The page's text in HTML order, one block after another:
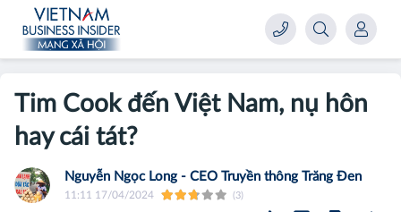
Tim Cook đến Việt Nam, nụ hôn
hay cái tát?
Nguyễn Ngọc Long - CEO Truyền thông Trăng Đen
11:11 17/04/2024 (3)